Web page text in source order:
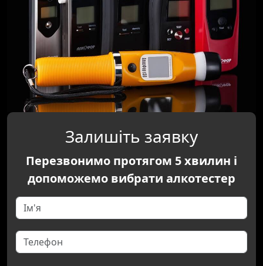
Залишіть заявку
Перезвонимо протягом 5 хвилин і
допоможемо вибрати алкотестер